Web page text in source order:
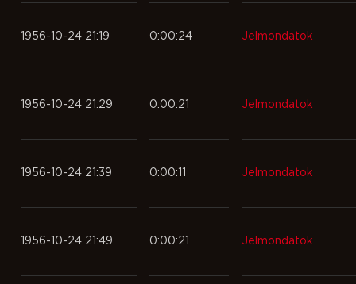
1956-10-24 21:19 0:00:24 Jelmondatok
1956-10-24 21:29 0:00:21 Jelmondatok
1956-10-24 21:39 0:00:11 Jelmondatok
1956-10-24 21:49 0:00:21 Jelmondatok